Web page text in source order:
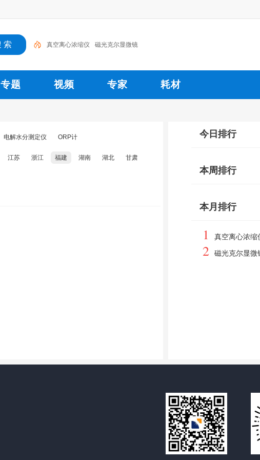
真空离心浓缩仪 磁光克尔显微镜
专题 视频 专家 耗材
电解水分测定仪 ORP计
江苏 浙江 福建 湖南 湖北
甘肃
今日排行
本周排行
本月排行
1 真空离心浓缩
2 磁光克尔显微